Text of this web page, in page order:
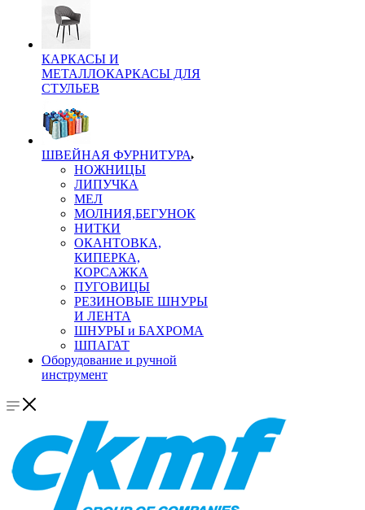
КАРКАСЫ И
МЕТАЛЛОКАРКАСЫ ДЛЯ
СТУЛЬЕВ
ШВЕЙНАЯ ФУРНИТУРА
НОЖНИЦЫ
ЛИПУЧКА
МЕЛ
МОЛНИЯ,БЕГУНОК
НИТКИ
ОКАНТОВКА,
КИПЕРКА,
КОРСАЖКА
ПУГОВИЦЫ
РЕЗИНОВЫЕ ШНУРЫ
И ЛЕНТА
ШНУРЫ и БАХРОМА
ШПАГАТ
Оборудование и ручной
инструмент